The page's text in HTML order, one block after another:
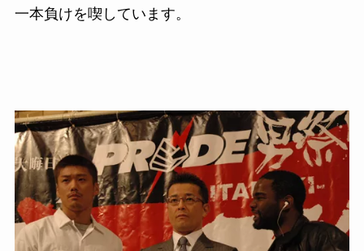
一本負けを喫しています。